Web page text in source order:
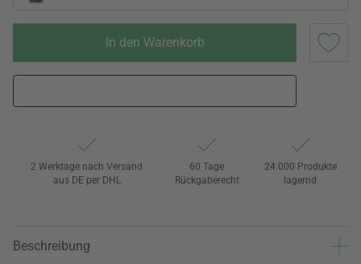
In den Warenkorb
2 Werktage nach Versand
aus DE per DHL
60 Tage
Rückgaberecht
24.000 Produkte
lagernd
Beschreibung